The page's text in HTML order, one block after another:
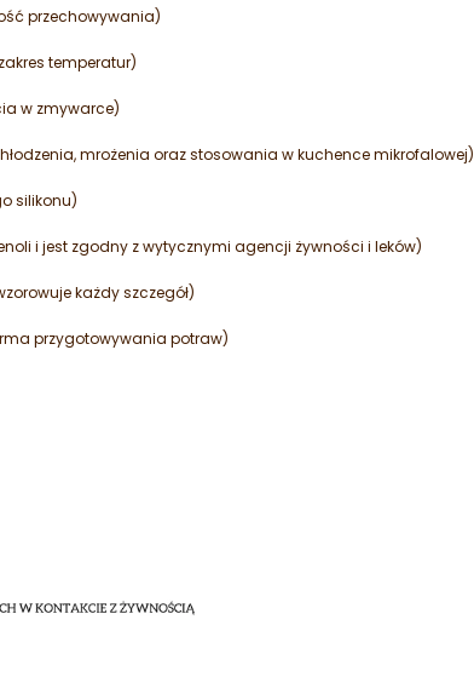
przechowywania)
temperatur)
w zmywarce)
mrożenia oraz stosowania w kuchence mikrofalowej)
silikonu)
i jest zgodny z wytycznymi agencji żywności i leków)
każdy szczegół)
przygotowywania potraw)